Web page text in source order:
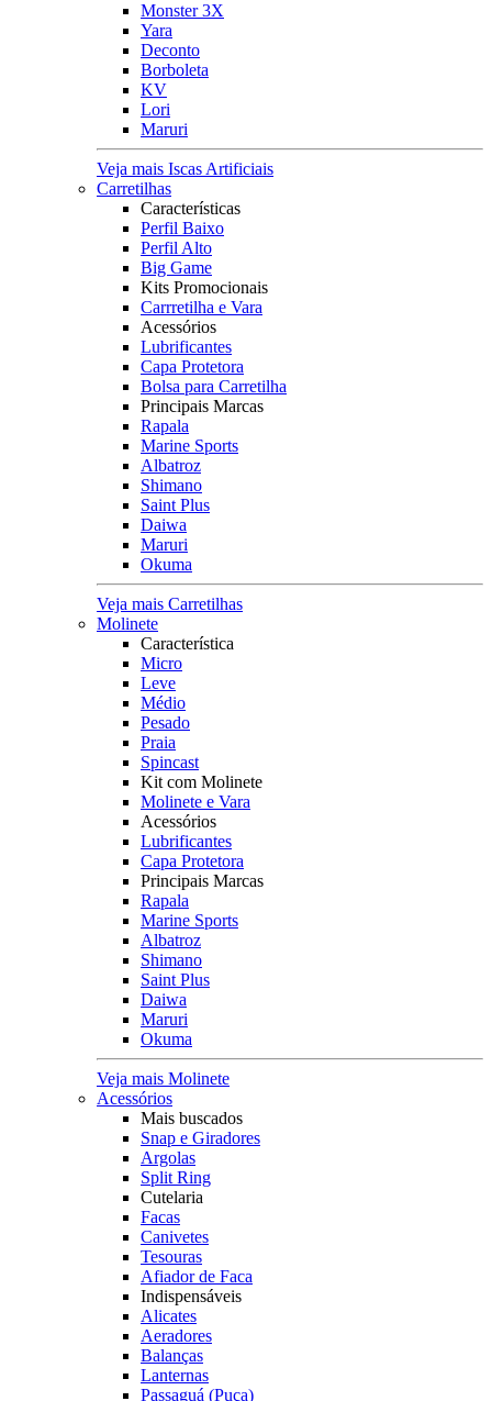
Monster 3X
Yara
Deconto
Borboleta
KV
Lori
Maruri
Veja mais Iscas Artificiais
Carretilhas
Características
Perfil Baixo
Perfil Alto
Big Game
Kits Promocionais
Carrretilha e Vara
Acessórios
Lubrificantes
Capa Protetora
Bolsa para Carretilha
Principais Marcas
Rapala
Marine Sports
Albatroz
Shimano
Saint Plus
Daiwa
Maruri
Okuma
Veja mais Carretilhas
Molinete
Característica
Micro
Leve
Médio
Pesado
Praia
Spincast
Kit com Molinete
Molinete e Vara
Acessórios
Lubrificantes
Capa Protetora
Principais Marcas
Rapala
Marine Sports
Albatroz
Shimano
Saint Plus
Daiwa
Maruri
Okuma
Veja mais Molinete
Acessórios
Mais buscados
Snap e Giradores
Argolas
Split Ring
Cutelaria
Facas
Canivetes
Tesouras
Afiador de Faca
Indispensáveis
Alicates
Aeradores
Balanças
Lanternas
Passaguá (Puça)